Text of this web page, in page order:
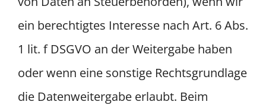
ein berechtigtes Interesse nach Art. 6 Abs.
1 lit. f DSGVO an der Weitergabe haben
oder wenn eine sonstige Rechtsgrundlage
die Datenweitergabe erlaubt. Beim